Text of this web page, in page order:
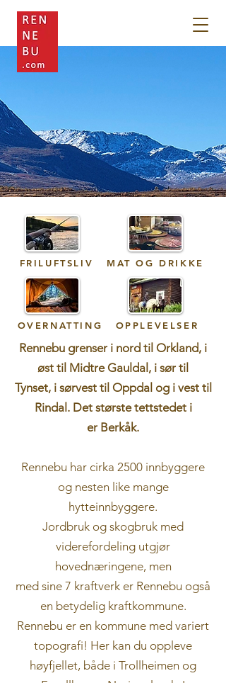
FRILUFTSLIV MAT OG DRIKKE
OVERNATTING OPPLEVELSER
Rennebu grenser i nord til Orkland, i
øst til Midtre Gauldal, i sør til
Tynset, i sørvest til Oppdal og i vest til
Rindal. Det største tettstedet i
er Berkåk.
Rennebu har cirka 2500 innbyggere
og nesten like mange
hytteinnbyggere.
Jordbruk og skogbruk med
viderefordeling utgjør
hovednæringene, men
med sine 7 kraftverk er Rennebu også
en betydelig kraftkommune.
Rennebu er en kommune med variert
topografi! Her kan du oppleve
høyfjellet, både i Trollheimen og